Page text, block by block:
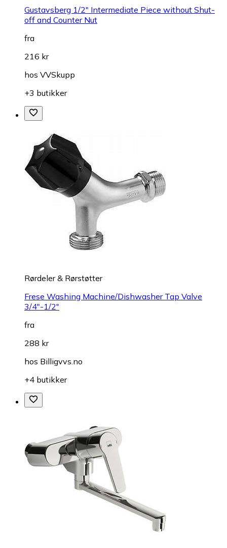
Gustavsberg 1/2" Intermediate Piece without Shut-
off and Counter Nut
fra
216 kr
hos VVSkupp
+3 butikker
Rørdeler & Rørstøtter
Frese Washing Machine/Dishwasher Tap Valve
3/4"-1/2"
fra
288 kr
hos Billigvvs.no
+4 butikker